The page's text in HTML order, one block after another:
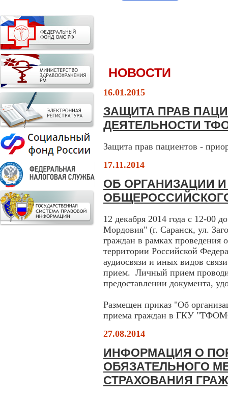
НОВОСТИ
16.01.2015
ЗАЩИТА ПРАВ
ДЕЯТЕЛЬНОСТИ
Защита прав пациентов -
17.11.2014
ОБ ОРГАНИЗАЦИИ
12 декабря 2014 года с 12-
Мордовия" (г. Саранск, ул.
граждан в рамках проведения
территории Российской
аудиосвязи и иных видов
прием. Личный прием
предоставлении документа,
Размещен приказ "Об
приема граждан в ГКУ
27.08.2014
ИНФОРМАЦИЯ О
ОБЯЗАТЕЛЬНОГО
СТРАХОВАНИЯ